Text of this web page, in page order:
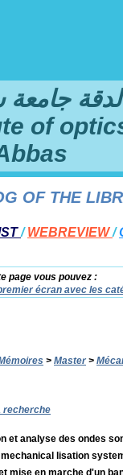
سطيف 1
of
/WEBREVIEW/
page vous pouvez :
écran avec les
> Master>
recherche
et analyse des ondes
lisation
mise en marche d'un
THE